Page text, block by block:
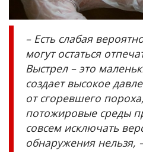
– Есть слабая
могут остаться
Выстрел – это
создает высокое
от сгоревшего
потожировые среды
совсем исключать
обнаружения нельзя,